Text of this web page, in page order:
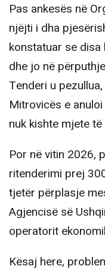
Pas ankesës në
njëjti i dha
konstatuar se
dhe jo në
Tenderi u
Mitrovicës e
nuk kishte mjete
Por në vitin 2026,
ritenderimi prej
tjetër përplasje
Agjencisë së
operatorit
Kësaj here,